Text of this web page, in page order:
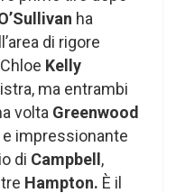
ha
di rigore
Kelly
ma entrambi
volta Greenwood
impressionante
di Campbell,
Hampton. È il